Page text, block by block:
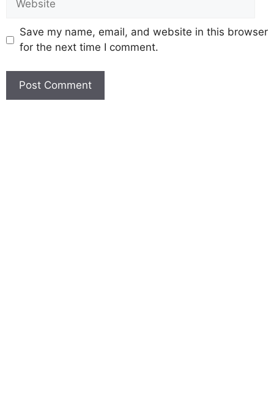
Save my name, email, and website in this browser
for the next time I comment.